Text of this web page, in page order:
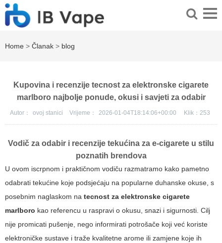
Home > Članak > blog
Kupovina i recenzije tecnost za elektronske cigarete
marlboro najbolje ponude, okusi i savjeti za odabir
Autor： ovoj stanici Vrijeme： 2026-01-04T18:14:06+00:00 Klik： 253
Vodič za odabir i recenzije tekućina za e-cigarete u stilu
poznatih brendova
U ovom iscrpnom i praktičnom vodiču razmatramo kako pametno
odabrati tekućine koje podsjećaju na popularne duhanske okuse, s
posebnim naglaskom na tecnost za elektronske cigarete
marlboro kao referencu u raspravi o okusu, snazi i sigurnosti. Cilj
nije promicati pušenje, nego informirati potrošače koji već koriste
elektroničke sustave i traže kvalitetne arome ili zamjene koje ih